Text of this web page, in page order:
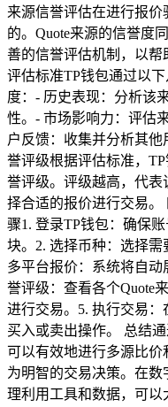
来源信誉评估在进行报
的。Quote来源的信誉度
善的信誉评估机制，以帮
评估标准TP钱包通过以
度：- 历史表现：分析该
性。- 市场影响力：评估
户反馈：收集并分析其
誉评级根据评估标准，
誉评级。评级越高，代
择合适的报价进行交易。
骤1. 登录TP钱包：确保
块。2. 选择币种：选择
多平台报价：系统将自
誉评级：查看各个Quote
进行交易。5. 执行交易
买入或卖出操作。 总结
可以有效地进行多源比价
为明智的交易决策。在
理利用工具和数据，可